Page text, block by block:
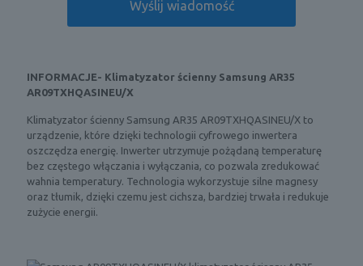
INFORMACJE- Klimatyzator ścienny Samsung AR35
AR09TXHQASINEU/X
Klimatyzator ścienny Samsung AR35 AR09TXHQASINEU/X to
urządzenie, które dzięki technologii cyfrowego inwertera
oszczędza energię. Inwerter utrzymuje pożądaną temperaturę
bez częstego włączania i wyłączania, co pozwala zredukować
wahnia temperatury. Technologia wykorzystuje silne magnesy
oraz tłumik, dzięki czemu jest cichsza, bardziej trwała i redukuje
zużycie energii.